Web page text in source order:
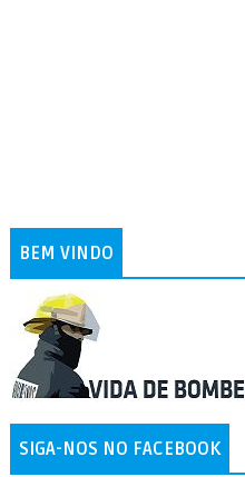
BEM VINDO
SIGA-NOS NO FACEBOOK